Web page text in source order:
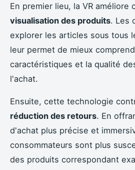
En premier lieu, la VR améliore
visualisation des produits. Les
explorer les articles sous tous
leur permet de mieux
caractéristiques et la qualité
l'achat.
Ensuite, cette technologie
réduction des retours. En
d'achat plus précise et
consommateurs sont plus
des produits correspondant